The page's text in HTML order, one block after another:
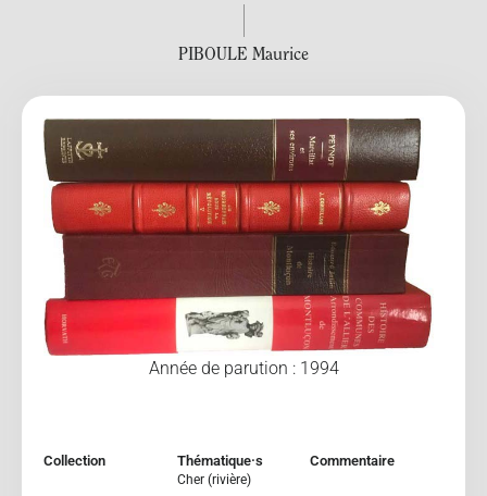
PIBOULE Maurice
Année de parution : 1994
Collection Thématique·s
Cher (rivière)
Commentaire